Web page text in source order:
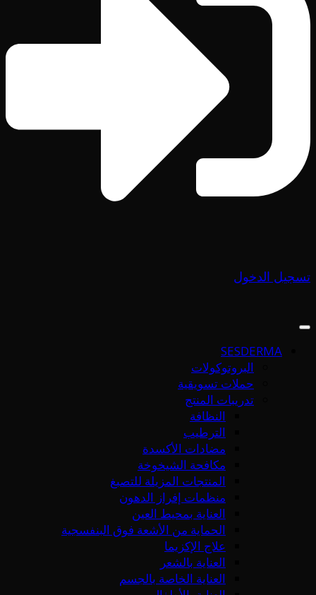
تسجيل الدخول
SESDERMA
البروتوكولات
حملات تسويقية
تدريبات المنتج
النظافة
الترطيب
مضادات الأكسدة
مكافحة الشيخوخة
المنتجات المزيلة للتصبغ
منظمات إفراز الدهون
العناية بمحيط العين
الحماية من الأشعة فوق البنفسجية
علاج الإكزيما
العناية بالشعر
العناية الخاصة بالجسم